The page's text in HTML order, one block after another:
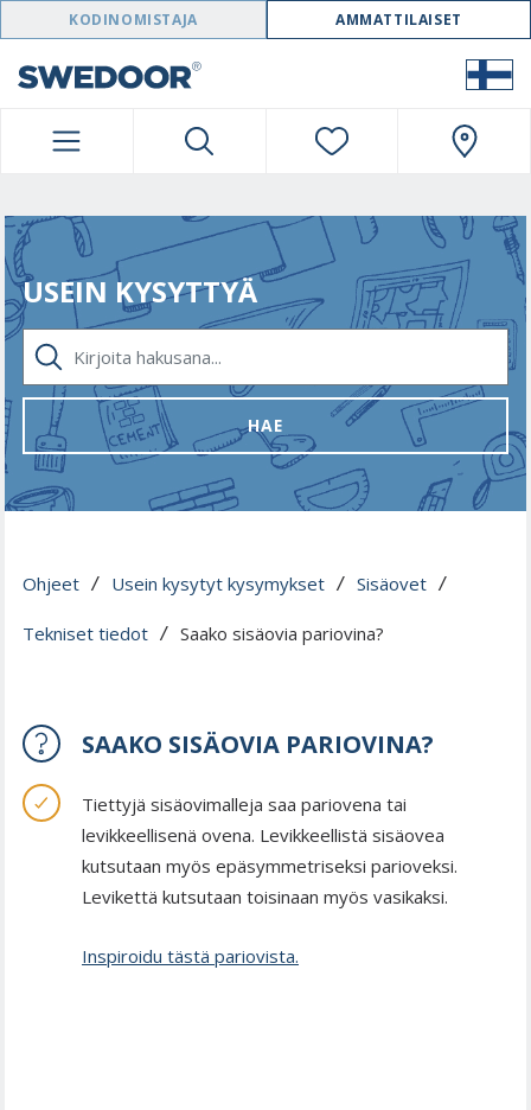
SWEDOOR NAVIGATION
KODINOMISTAJA AMMATTILAISET
USEIN KYSYTTYÄ
KIRJOITA HAKUSANA...
HAE
Ohjeet / Usein kysytyt kysymykset / Sisäovet /
Tekniset tiedot / Saako sisäovia pariovina?
SAAKO SISÄOVIA PARIOVINA?
Tiettyjä sisäovimalleja saa pariovena tai
levikkeellisenä ovena. Levikkeellistä sisäovea
kutsutaan myös epäsymmetriseksi parioveksi.
Levikettä kutsutaan toisinaan myös vasikaksi.
Inspiroidu tästä pariovista.